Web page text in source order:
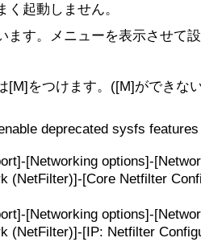
く起動しません。
ます。メニューを表示させて
[M]をつけます。([M]ができな
deprecated sysfs
[Networking options]-
(NetFilter)]-[Core Netfilter
[Networking options]-
(NetFilter)]-[IP: Netfilter